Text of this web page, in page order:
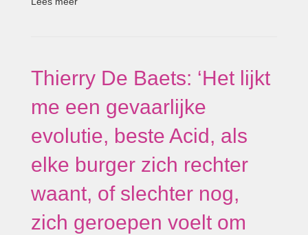
Thierry De Baets: ‘Het lijkt
me een gevaarlijke
evolutie, beste Acid, als
elke burger zich rechter
waant, of slechter nog,
zich geroepen voelt om